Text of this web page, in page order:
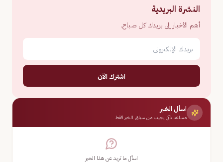
النشرة البريدية
أهم الأخبار إلى بريدك كل صباح.
اشترك الآن
اسأل الخبر
مساعد ذكي يجيب من سياق الخبر فقط
اسأل ما تريد عن هذا الخبر